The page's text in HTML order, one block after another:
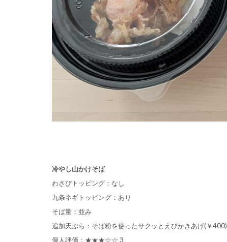
冷やし山かけそば
わさびトッピング：なし
九条ネギトッピング：あり
そば量：並み
追加天ぷら：そば粉を使ったサクッとえびかきあげ(￥400)
個人評価：★★★☆☆ 3